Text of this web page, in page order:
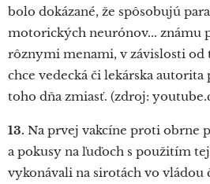
bolo dokázané, že spôsobujú
motorických neurónov... známu
rôznymi menami, v závislosti od
chce vedecká či lekárska
toho dňa zmiasť. (zdroj:
13. Na prvej vakcíne proti obrne
a pokusy na ľuďoch s použitím
vykonávali na sirotách vo